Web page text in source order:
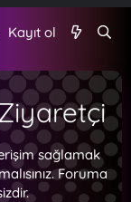
Kayıt ol
sağlamak
Foruma